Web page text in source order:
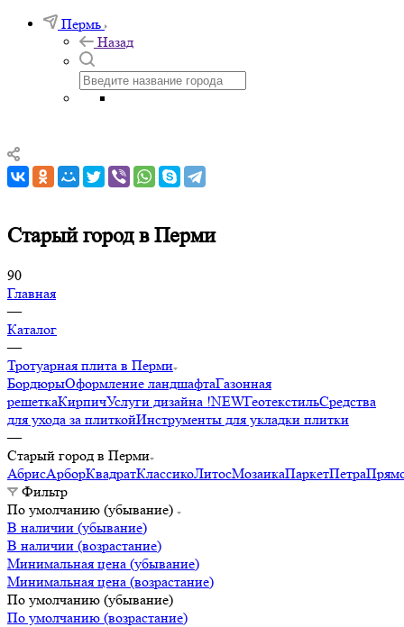
Пермь
Назад
Старый город в Перми
90
Главная
—
Каталог
—
Тротуарная плита в Перми
БордюрыОформление ландшафтаГазонная
решеткаКирпичУслуги дизайна !NEWГеотекстильСредства
для ухода за плиткойИнструменты для укладки плитки
—
Старый город в Перми
АбрисАрборКвадратКлассикоЛитосМозаикаПаркетПетра
Фильтр
По умолчанию (убывание)
В наличии (убывание)
В наличии (возрастание)
Минимальная цена (убывание)
Минимальная цена (возрастание)
По умолчанию (убывание)
По умолчанию (возрастание)